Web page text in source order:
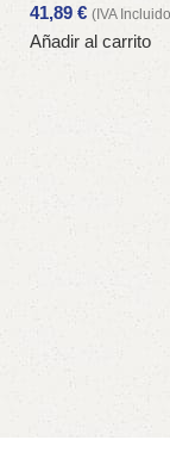
41,89 € (IVA
Añadir al carrito